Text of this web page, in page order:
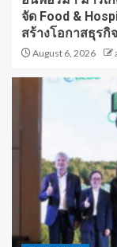
จัด Food &
สร้างโอกาสธุรกิ
August 6, 2026